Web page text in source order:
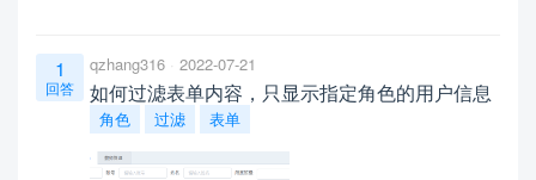
1
回答
qzhang316 2022-07-21
如何过滤表单内容，只显示指定角色的用户信息
角色 过滤 表单